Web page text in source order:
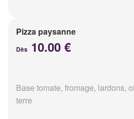
Pizza paysanne
Dès 10.00 €
Base tomate, fromage, lardons,
terre